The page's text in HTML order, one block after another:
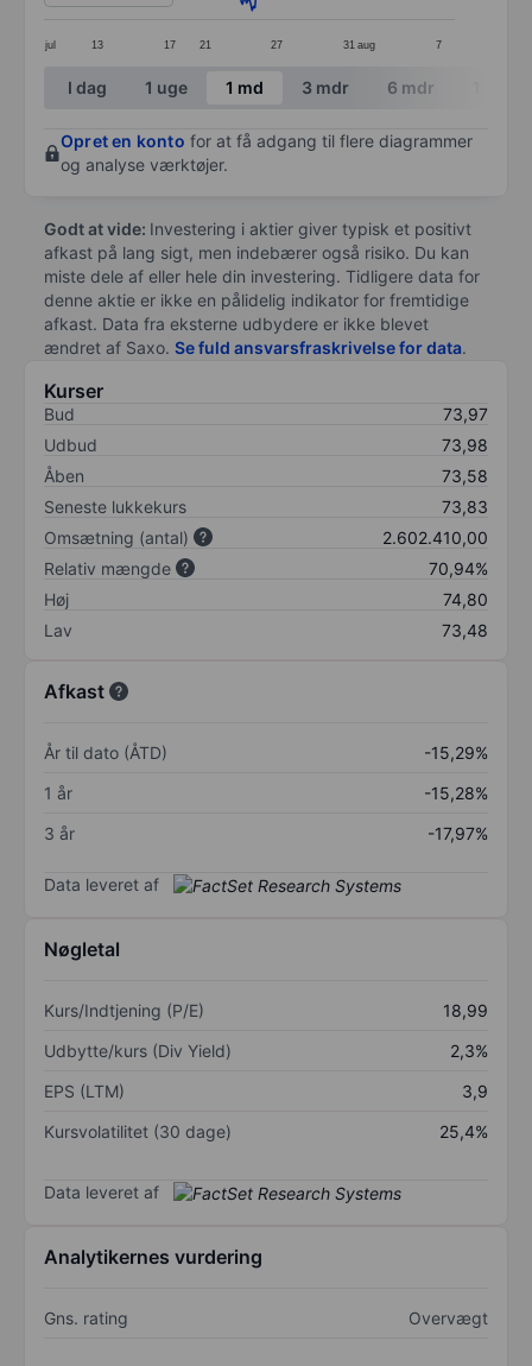
jul 13 17 21 27 31 aug 7
End of interactive chart.
I dag 1 uge 1 md 3 mdr 6 mdr
Opret en konto for at få adgang til flere diagrammer
og analyse værktøjer.
Godt at vide: Investering i aktier giver typisk et positivt
afkast på lang sigt, men indebærer også risiko. Du kan
miste dele af eller hele din investering. Tidligere data for
denne aktie er ikke en pålidelig indikator for fremtidige
afkast. Data fra eksterne udbydere er ikke blevet
ændret af Saxo. Se fuld ansvarsfraskrivelse for data.
Kurser
Bud
73,97
Udbud
73,98
Åben
73,58
Seneste lukkekurs
73,83
Omsætning (antal)
2.602.410,00
Relativ mængde
70,94%
Høj
74,80
Lav
73,48
Afkast
År til dato (ÅTD)
-15,29%
1 år
-15,28%
3 år
-17,97%
Data leveret af
Nøgletal
Kurs/Indtjening (P/E)
18,99
Udbytte/kurs (Div Yield)
2,3%
EPS (LTM)
3,9
Kursvolatilitet (30 dage)
25,4%
Data leveret af
Analytikernes vurdering
Gns. rating Overvægt